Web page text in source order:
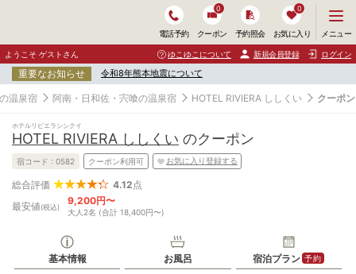
電話予約 クーポン
0
予約照会 お気に入り
0
ニ
ュ
ー
開
く
メニュー
ようこそ ゲストさん ゆこゆこについて 新規会員登録 ログイン
重要なお知らせ 令和8年熊本地震について
温泉宿 阿南・日和佐・宍喰の温泉宿 HOTEL RIVIERA ししくい クーポン
ホテルリビエラシシクイ
HOTEL RIVIERA ししくい のクーポン
宿コード : 0582 クーポン利用可 お気に入り登録する
総合評価 4.12 点
最安値(税込)
9,200円〜
大人2名 (合計 18,400円〜)
基本情報 お風呂 宿泊プラン 予約